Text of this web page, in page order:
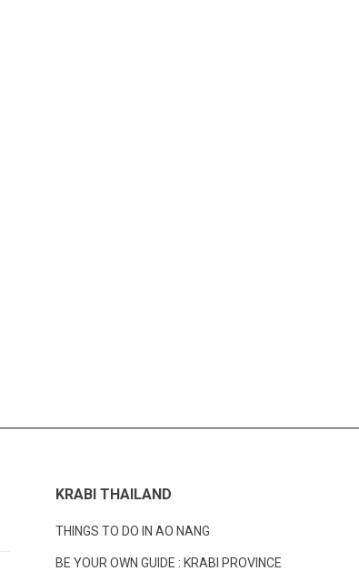
KRABI THAILAND
THINGS TO DO IN AO NANG
BE YOUR OWN GUIDE : KRABI PROVINCE